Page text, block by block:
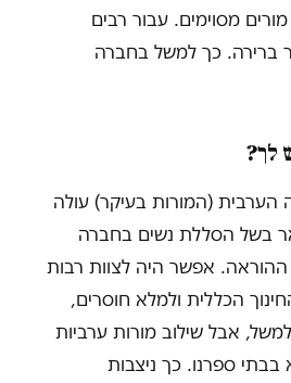
מסוימים. עבור רבים
ברירה. כך למשל בחברה
לך?
הערבית (המורות בעיקר) עולה
בשל הסללת נשים בחברה
אפשר היה לצוות רבות
הכללית ולמלא חוסרים,
אבל שילוב מורות ערביות
ספרנו. כך ניצבות